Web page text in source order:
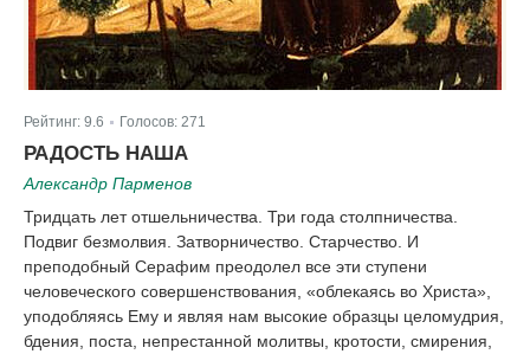
Рейтинг: 9.6 Голосов: 271
РАДОСТЬ НАША
Александр Парменов
Тридцать лет отшельничества. Три года столпничества.
Подвиг безмолвия. Затворничество. Старчество. И
преподобный Серафим преодолел все эти ступени
человеческого совершенствования, «облекаясь во Христа»,
уподобляясь Ему и являя нам высокие образцы целомудрия,
бдения, поста, непрестанной молитвы, кротости, смирения,